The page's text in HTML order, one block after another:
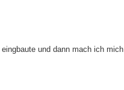
und dann mach ich mich